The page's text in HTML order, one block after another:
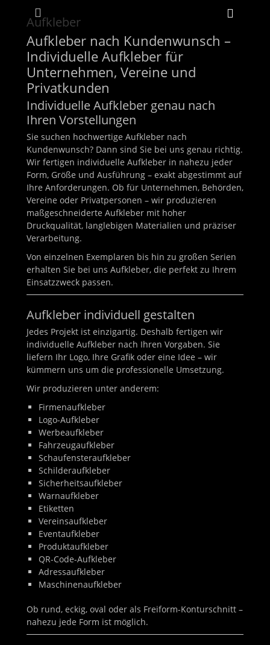
Primäres Menü
Zum
Inhalt
Aufkleber
Aufkleber nach Kundenwunsch –
Individuelle Aufkleber für
Unternehmen, Vereine und
Privatkunden
Individuelle Aufkleber genau nach
Ihren Vorstellungen
Sie suchen hochwertige Aufkleber nach
Kundenwunsch? Dann sind Sie bei uns genau richtig.
Wir fertigen individuelle Aufkleber in nahezu jeder
Form, Größe und Ausführung – exakt abgestimmt auf
Ihre Anforderungen. Ob für Unternehmen, Behörden,
Vereine oder Privatpersonen – wir produzieren
maßgeschneiderte Aufkleber mit hoher
Druckqualität, langlebigen Materialien und präziser
Verarbeitung.
Von einzelnen Exemplaren bis hin zu großen Serien
erhalten Sie bei uns Aufkleber, die perfekt zu Ihrem
Einsatzzweck passen.
Aufkleber individuell gestalten
Jedes Projekt ist einzigartig. Deshalb fertigen wir
individuelle Aufkleber nach Ihren Vorgaben. Sie
liefern Ihr Logo, Ihre Grafik oder eine Idee – wir
kümmern uns um die professionelle Umsetzung.
Wir produzieren unter anderem:
Firmenaufkleber
Logo-Aufkleber
Werbeaufkleber
Fahrzeugaufkleber
Schaufensteraufkleber
Schilderaufkleber
Sicherheitsaufkleber
Warnaufkleber
Etiketten
Vereinsaufkleber
Eventaufkleber
Produktaufkleber
QR-Code-Aufkleber
Adressaufkleber
Maschinenaufkleber
Ob rund, eckig, oval oder als Freiform-Konturschnitt –
nahezu jede Form ist möglich.